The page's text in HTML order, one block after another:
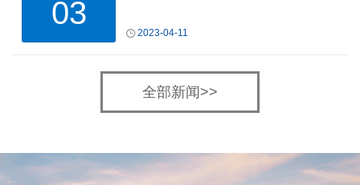
03
2023-04-11
全部新闻>>